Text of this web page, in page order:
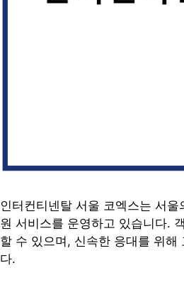
인터컨티넨탈 서울 코엑스는 서
원 서비스를 운영하고 있습니다.
할 수 있으며, 신속한 응대를 위해
다.